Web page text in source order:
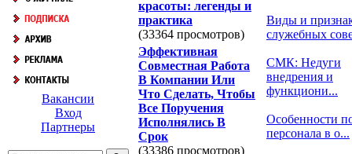
Вакансии
Вход
Партнеры
красоты: легенды и
практика
(33364 просмотров)
Эффективная
Совместная Работа
В Компании Или
Что Сделать, Чтобы
Все Поручения
Исполнялись В
Срок
(33386 просмотров)
Виды и
служебных
СМК: Недуги
внедрения и
функциони...
Особенности
персонала в о...